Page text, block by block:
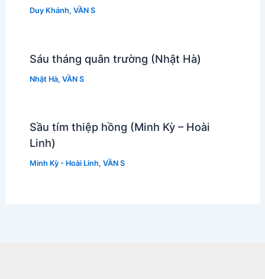
Duy Khánh, VẦN S
Sáu tháng quân trường (Nhật Hà)
Nhật Hà, VẦN S
Sầu tím thiệp hồng (Minh Kỳ – Hoài
Linh)
Minh Kỳ - Hoài Linh, VẦN S